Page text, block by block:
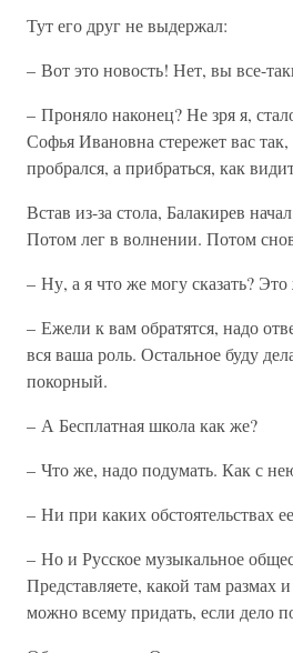
Тут его друг не выдержал:
– Вот это новость! Нет, вы все-
– Проняло наконец? Не зря я,
Софья Ивановна стережет вас
пробрался, а прибраться, как
Встав из-за стола, Балакирев
Потом лег в волнении. Потом
– Ну, а я что же могу сказать?
– Ежели к вам обратятся, надо
вся ваша роль. Остальное буду
покорный.
– А Бесплатная школа как же?
– Что же, надо подумать. Как с
– Ни при каких обстоятельствах
– Но и Русское музыкальное
Представляете, какой там размах
можно всему придать, если дело